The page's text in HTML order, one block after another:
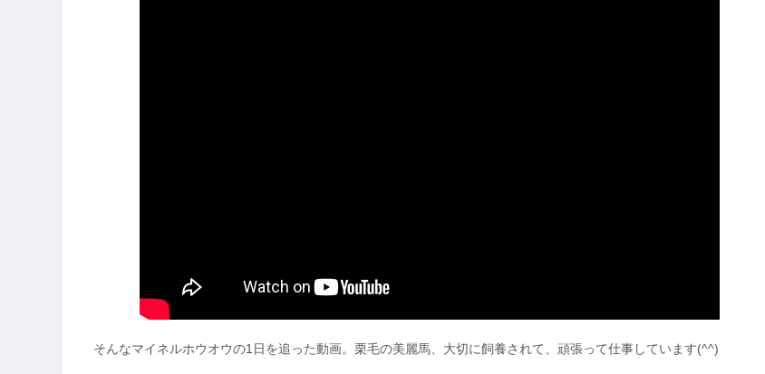
そんなマイネルホウオウの1日を追った動画。栗毛の美麗馬、大切に飼養されて、頑張って仕事しています(^^)